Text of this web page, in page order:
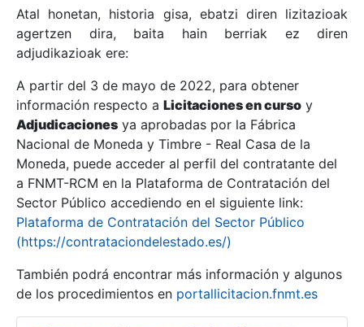
Erakutsi/Ezkutatu
Erakutsi/Ezkutatu
Erakutsi/Ezkutatu
Erakutsi/Ezkutatu
Atal honetan, historia gisa, ebatzi diren lizitazioak
agertzen dira, baita hain berriak ez diren
adjudikazioak ere:
A partir del 3 de mayo de 2022, para obtener
información respecto a Licitaciones en curso y
Adjudicaciones ya aprobadas por la Fábrica
Nacional de Moneda y Timbre - Real Casa de la
Moneda, puede acceder al perfil del contratante del
a FNMT-RCM en la Plataforma de Contratación del
Sector Público accediendo en el siguiente link:
Plataforma de Contratación del Sector Público
(https://contrataciondelestado.es/)
También podrá encontrar más información y algunos
de los procedimientos en portallicitacion.fnmt.es